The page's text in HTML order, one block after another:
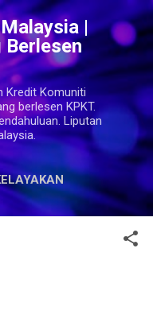
utama
|
Berlesen
Kredit Komuniti
berlesen KPKT.
Liputan